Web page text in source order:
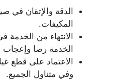
الدقة والإتقان في
المكيفات.
الانتهاء من
الخدمة رضا وإعجاب
الاعتماد على قطع
وفي متناول الجميع.